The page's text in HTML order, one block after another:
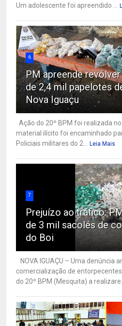
Um adolescente foi apreendido ...
6
PM apreende
de 2,4 mil papelotes
Nova Iguaçu
Ação do 20º BPM foi realizada
material ilícito foi encaminhado
Policiais militares do 2... Leia Mais
7
Prejuízo ao tráfico:
de 3 mil sacolés de
do Boi
NOVA IGUAÇU – Uma denúncia
comercialização de
do 20º BPM (Mesquita) a